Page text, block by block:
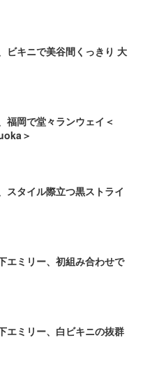
ビキニで美谷間くっきり 大
福岡で堂々ランウェイ＜
＞
スタイル際立つ黒ストライ
エミリー、初組み合わせで
エミリー、白ビキニの抜群